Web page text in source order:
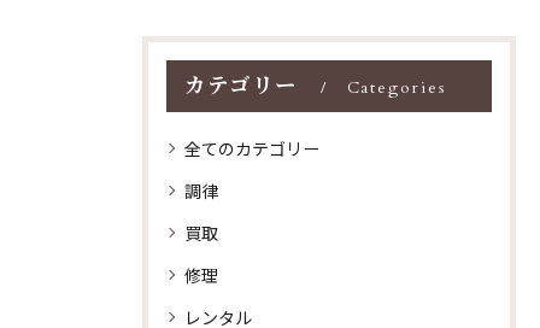
カテゴリー Categories
全てのカテゴリー
調律
買取
修理
レンタル